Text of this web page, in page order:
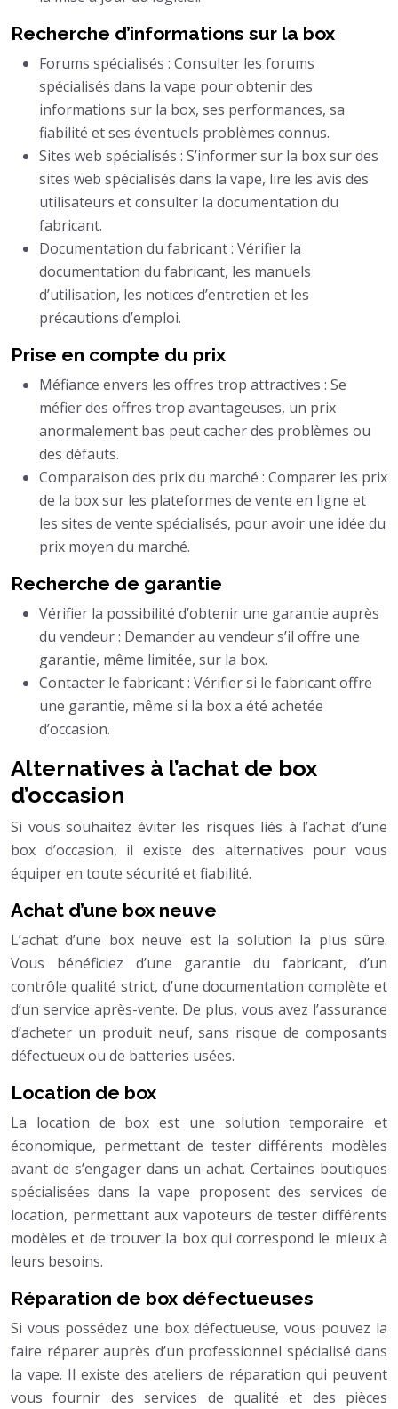
Recherche d’informations sur la box
Forums spécialisés : Consulter les forums
spécialisés dans la vape pour obtenir des
informations sur la box, ses performances, sa
fiabilité et ses éventuels problèmes connus.
Sites web spécialisés : S’informer sur la box sur des
sites web spécialisés dans la vape, lire les avis des
utilisateurs et consulter la documentation du
fabricant.
Documentation du fabricant : Vérifier la
documentation du fabricant, les manuels
d’utilisation, les notices d’entretien et les
précautions d’emploi.
Prise en compte du prix
Méfiance envers les offres trop attractives : Se
méfier des offres trop avantageuses, un prix
anormalement bas peut cacher des problèmes ou
des défauts.
Comparaison des prix du marché : Comparer les prix
de la box sur les plateformes de vente en ligne et
les sites de vente spécialisés, pour avoir une idée du
prix moyen du marché.
Recherche de garantie
Vérifier la possibilité d’obtenir une garantie auprès
du vendeur : Demander au vendeur s’il offre une
garantie, même limitée, sur la box.
Contacter le fabricant : Vérifier si le fabricant offre
une garantie, même si la box a été achetée
d’occasion.
Alternatives à l’achat de box
d’occasion
Si vous souhaitez éviter les risques liés à l’achat d’une
box d’occasion, il existe des alternatives pour vous
équiper en toute sécurité et fiabilité.
Achat d’une box neuve
L’achat d’une box neuve est la solution la plus sûre.
Vous bénéficiez d’une garantie du fabricant, d’un
contrôle qualité strict, d’une documentation complète et
d’un service après-vente. De plus, vous avez l’assurance
d’acheter un produit neuf, sans risque de composants
défectueux ou de batteries usées.
Location de box
La location de box est une solution temporaire et
économique, permettant de tester différents modèles
avant de s’engager dans un achat. Certaines boutiques
spécialisées dans la vape proposent des services de
location, permettant aux vapoteurs de tester différents
modèles et de trouver la box qui correspond le mieux à
leurs besoins.
Réparation de box défectueuses
Si vous possédez une box défectueuse, vous pouvez la
faire réparer auprès d’un professionnel spécialisé dans
la vape. Il existe des ateliers de réparation qui peuvent
vous fournir des services de qualité et des pièces